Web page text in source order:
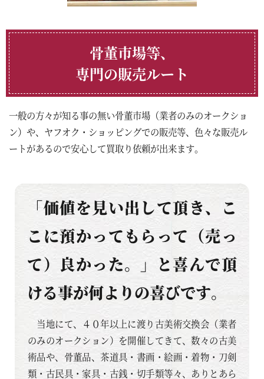
骨董市場等、
専門の販売ルート
一般の方々が知る事の無い骨董市場（業者のみのオークショ
ン）や、ヤフオク・ショッピングでの販売等、色々な販売ル
ートがあるので安心して買取り依頼が出来ます。
「価値を見い出して頂き、こ
こに預かってもらって（売っ
て）良かった。」と喜んで頂
ける事が何よりの喜びです。
当地にて、４０年以上に渡り古美術交換会（業者
のみのオークション）を開催してきて、数々の古美
術品や、骨董品、茶道具・書画・絵画・着物・刀剣
類・古民具・家具・古銭・切手類等々、ありとあら